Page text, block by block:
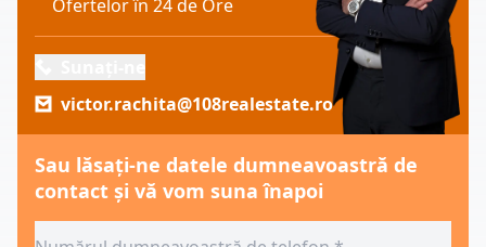
Ofertelor în 24 de Ore
victor.rachita@108realestate.ro
Sau lăsați-ne datele dumneavoastră de
contact și vă vom suna înapoi